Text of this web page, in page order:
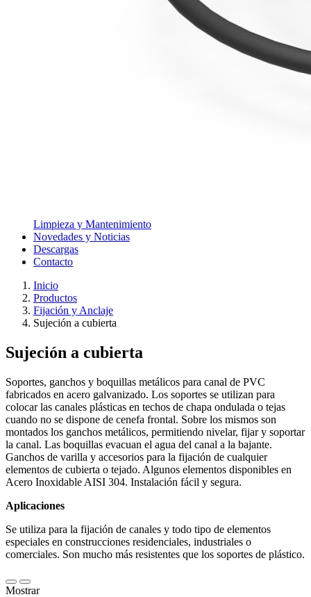
Limpieza y Mantenimiento
Novedades y Noticias
Descargas
Contacto
Inicio
Productos
Fijación y Anclaje
Sujeción a cubierta
Sujeción a cubierta
Soportes, ganchos y boquillas metálicos para canal de PVC
fabricados en acero galvanizado. Los soportes se utilizan para
colocar las canales plásticas en techos de chapa ondulada o tejas
cuando no se dispone de cenefa frontal. Sobre los mismos son
montados los ganchos metálicos, permitiendo nivelar, fijar y soportar
la canal. Las boquillas evacuan el agua del canal a la bajante.
Ganchos de varilla y accesorios para la fijación de cualquier
elementos de cubierta o tejado. Algunos elementos disponibles en
Acero Inoxidable AISI 304. Instalación fácil y segura.
Aplicaciones
Se utiliza para la fijación de canales y todo tipo de elementos
especiales en construcciones residenciales, industriales o
comerciales. Son mucho más resistentes que los soportes de plástico.
Mostrar